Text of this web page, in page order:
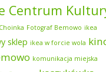
Centrum
Choinka Fotograf Bemowo ikea
sklep ikea w forcie wola
komunikacja miejska